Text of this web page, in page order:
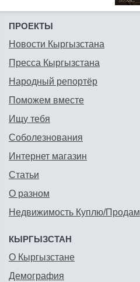
ПРОЕКТЫ
Новости Кыргызстана
Пресса Кыргызстана
Народный репортёр
Поможем вместе
Ищу тебя
Соболезнования
Интернет магазин
Статьи
О разном
Недвижимость Куплю/Продам
КЫРГЫЗСТАН
О Кыргызстане
Демография